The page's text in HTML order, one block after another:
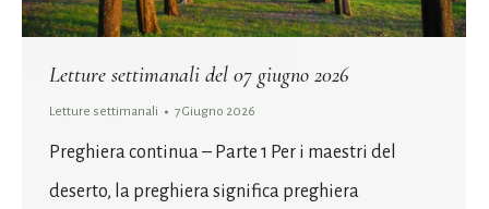
Letture settimanali del 07 giugno 2026
Letture settimanali 7 Giugno 2026
Preghiera continua – Parte 1 Per i maestri del
deserto, la preghiera significa preghiera